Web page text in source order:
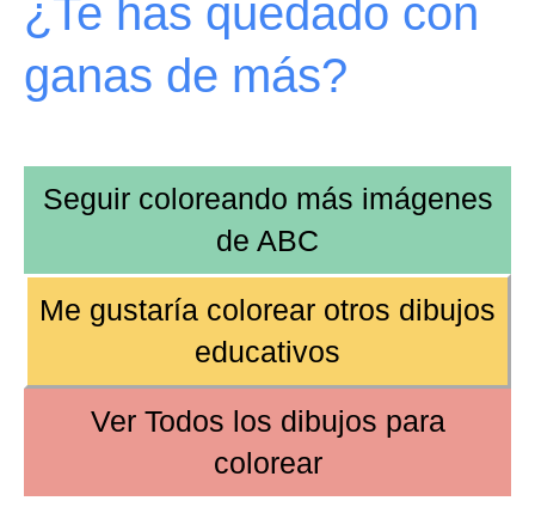
¿Te has quedado con
ganas de más?
Seguir coloreando más imágenes
de ABC
Me gustaría colorear otros dibujos
educativos
Ver Todos los dibujos para
colorear